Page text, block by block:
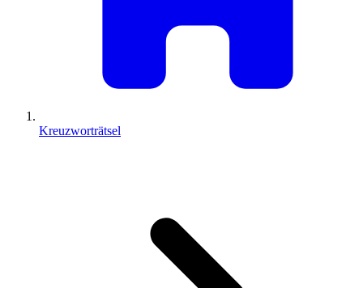
Kreuzworträtsel